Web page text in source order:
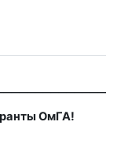
ОмГА!